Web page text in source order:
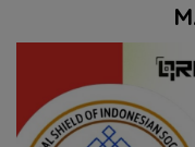
MARS